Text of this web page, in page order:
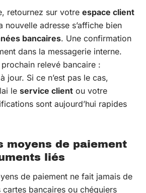
retournez sur votre espace client
nouvelle adresse s’affiche bien
bancaires. Une confirmation
dans la messagerie interne.
relevé bancaire :
jour. Si ce n’est pas le cas,
le service client ou votre
sont aujourd’hui rapides
moyens de paiement
liés
de paiement ne fait jamais de
cartes bancaires ou chéquiers